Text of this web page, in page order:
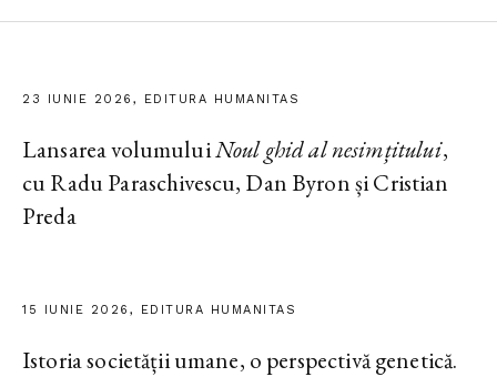
23 IUNIE 2026, EDITURA HUMANITAS
Lansarea volumuluiNoul ghid al nesimțitului,
cu Radu Paraschivescu, Dan Byron și Cristian
Preda
15 IUNIE 2026, EDITURA HUMANITAS
Istoria societății umane, o perspectivă genetică.